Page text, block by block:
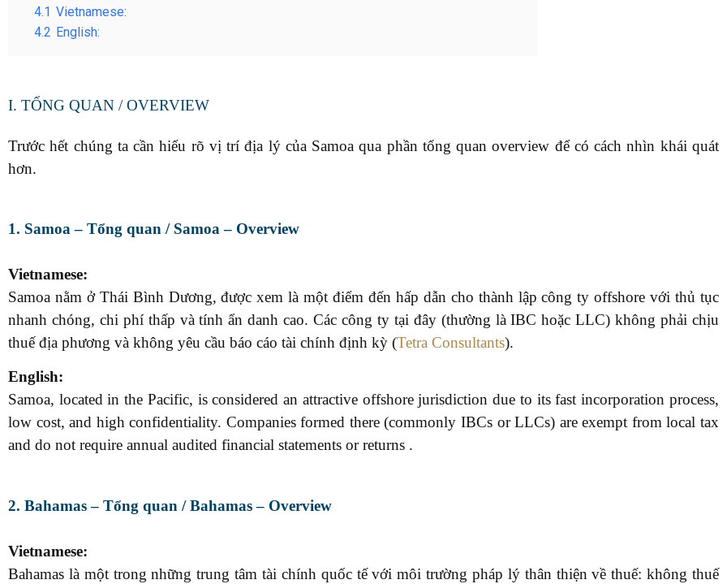
4.1 Vietnamese:
4.2 English:
I. TỔNG QUAN / OVERVIEW
Trước hết chúng ta cần hiểu rõ vị trí địa lý của Samoa qua phần tổng quan overview để có cách nhìn khái quát
hơn.
1. Samoa – Tổng quan / Samoa – Overview
Vietnamese:
Samoa nằm ở Thái Bình Dương, được xem là một điểm đến hấp dẫn cho thành lập công ty offshore với thủ tục
nhanh chóng, chi phí thấp và tính ẩn danh cao. Các công ty tại đây (thường là IBC hoặc LLC) không phải chịu
thuế địa phương và không yêu cầu báo cáo tài chính định kỳ (Tetra Consultants).
English:
Samoa, located in the Pacific, is considered an attractive offshore jurisdiction due to its fast incorporation process,
low cost, and high confidentiality. Companies formed there (commonly IBCs or LLCs) are exempt from local tax
and do not require annual audited financial statements or returns .
2. Bahamas – Tổng quan / Bahamas – Overview
Vietnamese:
Bahamas là một trong những trung tâm tài chính quốc tế với môi trường pháp lý thân thiện về thuế: không thuế